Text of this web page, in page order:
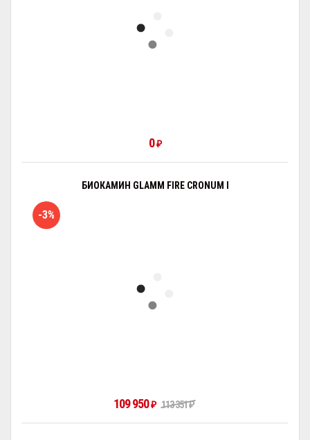
0₽
БИОКАМИН GLAMM FIRE CRONUM I
-3%
109 950₽ 113 351₽